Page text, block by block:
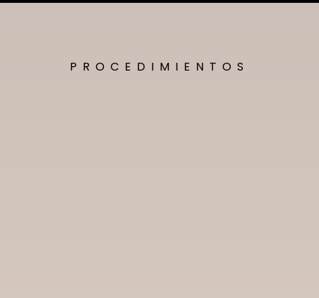
PROCEDIMIENTOS